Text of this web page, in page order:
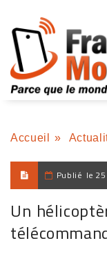
Accueil »
Publié le
Un